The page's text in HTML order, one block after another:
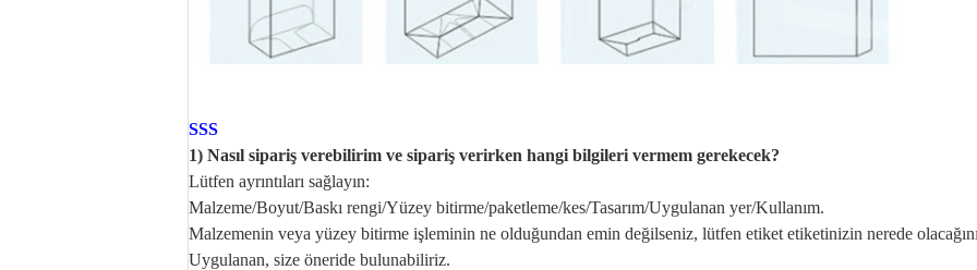
SSS
1) Nasıl sipariş verebilirim ve sipariş verirken hangi bilgileri vermem gerekecek?
Lütfen ayrıntıları sağlayın:
Malzeme/Boyut/Baskı rengi/Yüzey bitirme/paketleme/kes/Tasarım/Uygulanan yer/Kullanım.
Malzemenin veya yüzey bitirme işleminin ne olduğundan emin değilseniz, lütfen etiket etiketinizin nerede
Uygulanan, size öneride bulunabiliriz.